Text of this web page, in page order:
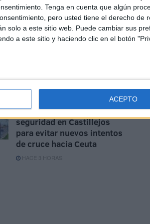
Tenga en cuenta que algún
pero usted tiene el derecho de
solo a este sitio web. Puede cambiar sus
a este sitio y haciendo clic en el botón
ACEPTO
Vivas traslada al Rey la
"situación crítica" de Ceuta
HACE 2 HORAS
Marruecos refuerza la
seguridad en Castillejos
para evitar nuevos intentos
de cruce hacia Ceuta
HACE 3 HORAS